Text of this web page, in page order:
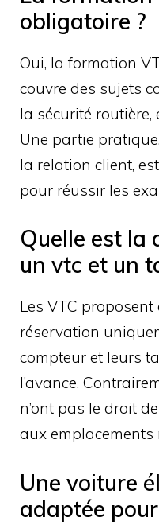
obligatoire ?
Oui, la formation
couvre des sujets
la sécurité routière,
Une partie
la relation client,
pour réussir les
Quelle est la
un vtc et un
Les VTC
réservation
compteur et leurs
l’avance.
n’ont pas le droit
aux emplacements
Une voiture
adaptée